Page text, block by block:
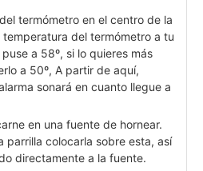
termómetro en el centro de la
del termómetro a tu
a 58º, si lo quieres más
a 50º, A partir de aquí,
sonará en cuanto llegue a
en una fuente de hornear.
parrilla colocarla sobre esta, así
directamente a la fuente.